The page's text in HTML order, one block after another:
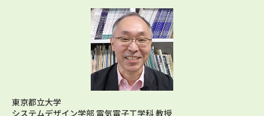
個人情報取扱規定
テレメール進学カタログ
訂正のご案内
東京都立大学
システムデザイン学部 電気電子工学科 教授